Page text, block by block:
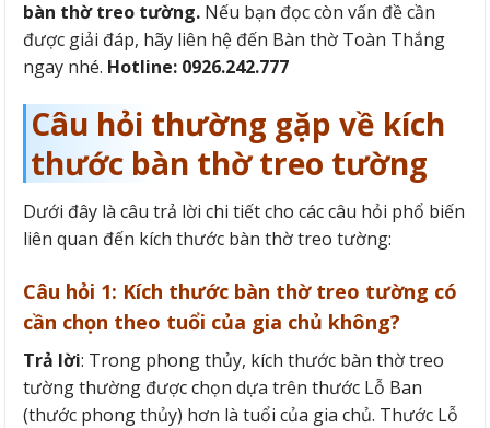
bàn thờ treo tường. Nếu bạn đọc còn vấn đề cần
được giải đáp, hãy liên hệ đến Bàn thờ Toàn Thắng
ngay nhé. Hotline: 0926.242.777
Câu hỏi thường gặp về kích
thước bàn thờ treo tường
Dưới đây là câu trả lời chi tiết cho các câu hỏi phổ biến
liên quan đến kích thước bàn thờ treo tường:
Câu hỏi 1: Kích thước bàn thờ treo tường có
cần chọn theo tuổi của gia chủ không?
Trả lời: Trong phong thủy, kích thước bàn thờ treo
tường thường được chọn dựa trên thước Lỗ Ban
(thước phong thủy) hơn là tuổi của gia chủ. Thước Lỗ